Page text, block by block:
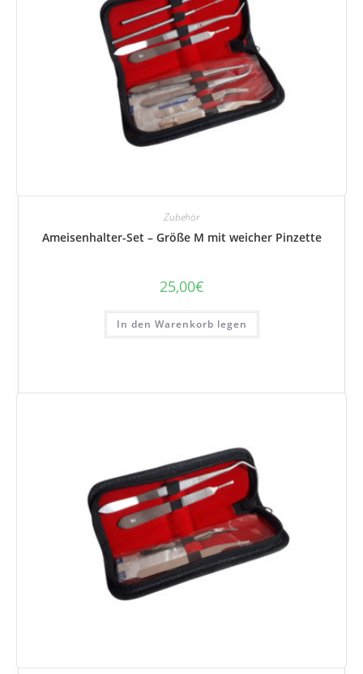
Zubehör
Ameisenhalter-Set – Größe M mit weicher Pinzette
25,00€
In den Warenkorb legen